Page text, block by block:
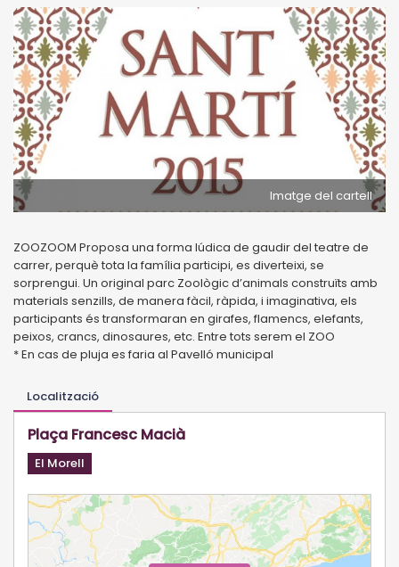
Imatge del cartell
ZOOZOOM Proposa una forma lúdica de gaudir del teatre de
carrer, perquè tota la família participi, es diverteixi, se
sorprengui. Un original parc Zoològic d’animals construïts amb
materials senzills, de manera fàcil, ràpida, i imaginativa, els
participants és transformaran en girafes, flamencs, elefants,
peixos, crancs, dinosaures, etc. Entre tots serem el ZOO
* En cas de pluja es faria al Pavelló municipal
Localització
Plaça Francesc Macià
El Morell